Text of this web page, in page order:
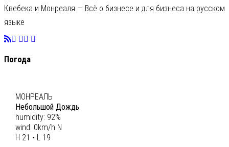
Квебека и Монреаля — Всё о бизнесе и для бизнеса на русском
языке
Погода
МОНРЕАЛЬ
Небольшой Дождь
humidity: 92%
wind: 0km/h N
H 21 • L 19